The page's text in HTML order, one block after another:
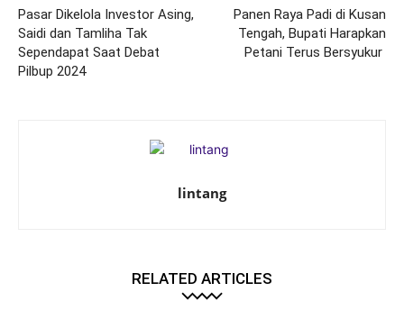
Pasar Dikelola Investor Asing,
Saidi dan Tamliha Tak
Sependapat Saat Debat
Pilbup 2024
Panen Raya Padi di Kusan
Tengah, Bupati Harapkan
Petani Terus Bersyukur
lintang
RELATED ARTICLES